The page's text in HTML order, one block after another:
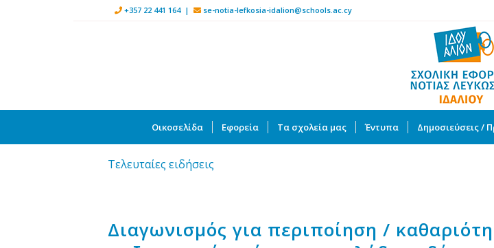
+357 22 441 164 | se-notia-lefkosia-idalion@schools.ac.cy
Οικοσελίδα Εφορεία Τα σχολεία μας Έντυπα Δημοσιεύσεις /
Τελευταίες ειδήσεις
Διαγωνισμός για περιποίηση /